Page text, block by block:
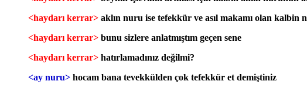
<haydarı kerrar> aklın nuru ise tefekkür ve asıl makamı olan kalbin
<haydarı kerrar> bunu sizlere anlatmıştım geçen sene
<haydarı kerrar> hatırlamadınız değilmi?
<ay nuru> hocam bana tevekkülden çok tefekkür et demiştiniz